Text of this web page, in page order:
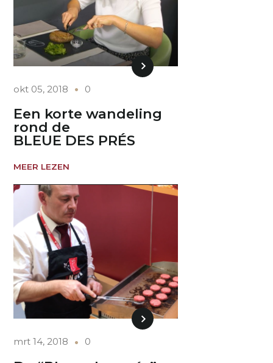
okt 05, 2018 0
Een korte wandeling
rond de
BLEUE DES PRÉS
MEER LEZEN
mrt 14, 2018 0